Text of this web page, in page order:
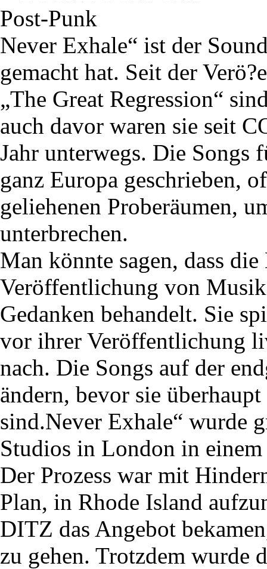
Post-Punk
Never Exhale“ ist der
gemacht hat. Seit der
„The Great Regression“
auch davor waren sie seit
Jahr unterwegs. Die Songs
ganz Europa geschrieben,
geliehenen Proberäumen,
unterbrechen.
Man könnte sagen, dass
Veröffentlichung von
Gedanken behandelt. Sie
vor ihrer Veröffentlichung
nach. Die Songs auf der
ändern, bevor sie
sind.Never Exhale“ wurde
Studios in London in
Der Prozess war mit
Plan, in Rhode Island
DITZ das Angebot
zu gehen. Trotzdem wurde